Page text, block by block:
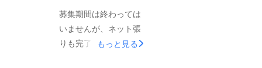
募集期間は終わっては
いませんが、ネット張
りも完了して完成いた
もっと見る